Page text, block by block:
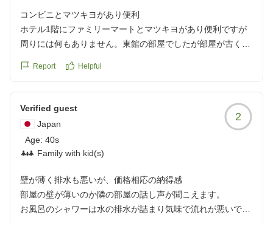
コンビニとマツキヨがあり便利
ホテル1階にファミリーマートとマツキヨがあり便利ですが
周りには何もありません。東館の部屋でしたが部屋が古く廊
がありました。
Report Helpful
Verified guest
Japan
Age: 40s
Family with kid(s)
2
壁が薄く排水も悪いが、価格相応の納得感
部屋の壁が薄いのか隣の部屋の話し声が聞こえます。
お風呂のシャワーは水の排水が詰まり気味で流れが悪いで